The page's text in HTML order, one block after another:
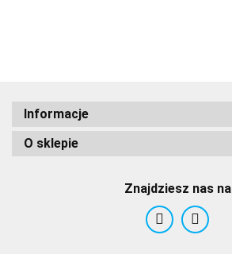
Informacje
O sklepie
Znajdziesz nas na